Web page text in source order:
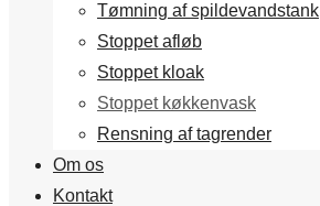
Tømning af spildevandstank
Stoppet afløb
Stoppet kloak
Stoppet køkkenvask
Rensning af tagrender
Om os
Kontakt